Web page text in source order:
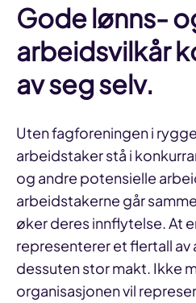
Gode lønns-
arbeidsvilkår
av seg selv.
Uten fagforeningen i
arbeidstaker stå i
og andre potensielle
arbeidstakerne går
øker deres innflytelse. At
representerer et flertall
dessuten stor makt. Ikke
organisasjonen vil